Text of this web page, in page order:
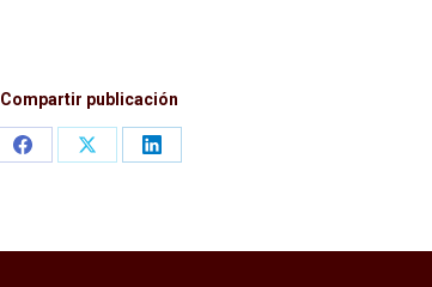
Compartir publicación
Share
Share
Share